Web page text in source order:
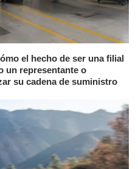
el hecho de ser una filial
un representante o
su cadena de suministro